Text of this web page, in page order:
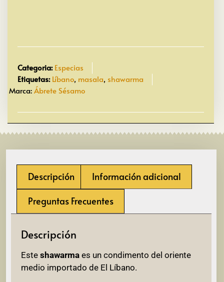
Categoria: Especias
Etiquetas: Líbano, masala, shawarma
Marca:Ábrete Sésamo
Descripción
Información adicional
Preguntas Frecuentes
Descripción
Este shawarma es un condimento del oriente
medio importado de El Líbano.